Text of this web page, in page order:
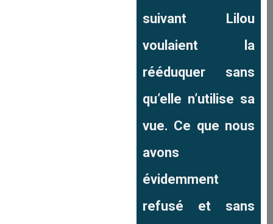
suivant Lilou
voulaient la
rééduquer sans
qu’elle n’utilise sa
vue. Ce que nous
avons
évidemment
refusé et sans